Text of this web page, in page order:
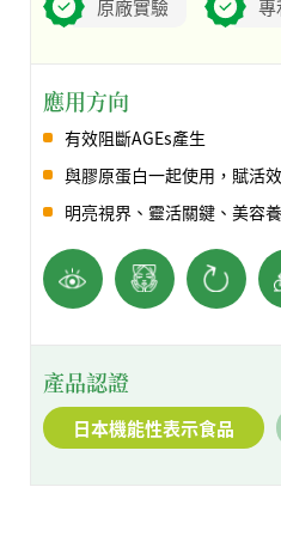
原廠實驗 專
應用方向
有效阻斷AGEs產生
與膠原蛋白一起使用，賦活
明亮視界、靈活關鍵、美容
產品認證
日本機能性表示食品